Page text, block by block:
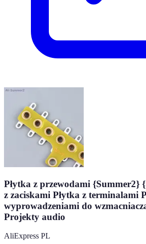
Płytka z przewodami {Summer2}
z zaciskami Płytka z terminalami
wyprowadzeniami do
Projekty audio
AliExpress PL